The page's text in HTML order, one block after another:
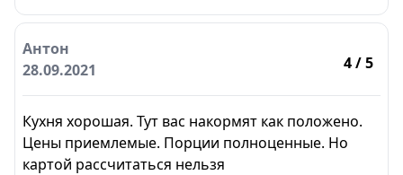
Антон
28.09.2021
4/ 5
Кухня хорошая. Тут вас накормят как положено.
Цены приемлемые. Порции полноценные. Но
картой рассчитаться нельзя